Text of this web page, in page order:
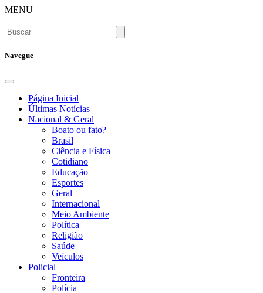
MENU
Navegue
Página Inicial
Últimas Notícias
Nacional & Geral
Boato ou fato?
Brasil
Ciência e Física
Cotidiano
Educação
Esportes
Geral
Internacional
Meio Ambiente
Política
Religião
Saúde
Veículos
Policial
Fronteira
Polícia